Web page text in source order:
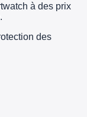
à des prix
des